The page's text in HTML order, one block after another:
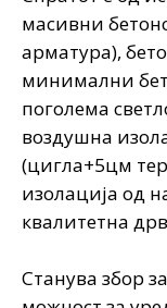
масивни
арматура),
минимални
поголема
воздушна
(цигла+5цм
изолација од
квалитетна
Станува збор